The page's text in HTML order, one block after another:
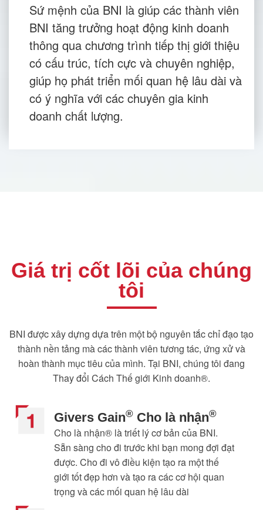
Sứ mệnh của BNI là giúp các thành viên
BNI tăng trưởng hoạt động kinh doanh
thông qua chương trình tiếp thị giới thiệu
có cấu trúc, tích cực và chuyên nghiệp,
giúp họ phát triển mối quan hệ lâu dài và
có ý nghĩa với các chuyên gia kinh
doanh chất lượng.
Giá trị cốt lõi của chúng
tôi
BNI được xây dựng dựa trên một bộ nguyên tắc chỉ đạo tạo
thành nền tảng mà các thành viên tương tác, ứng xử và
hoàn thành mục tiêu của mình. Tại BNI, chúng tôi đang
Thay đổi Cách Thế giới Kinh doanh®.
Givers Gain®Cho là nhận®
Cho là nhận® là triết lý cơ bản của BNI.
Sẵn sàng cho đi trước khi bạn mong đợi đạt
được. Cho đi vô điều kiện tạo ra một thế
giới tốt đẹp hơn và tạo ra các cơ hội quan
trọng và các mối quan hệ lâu dài